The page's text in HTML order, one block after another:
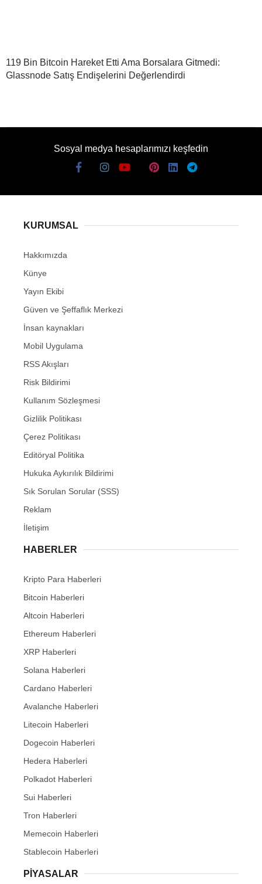
119 Bin Bitcoin Hareket Etti Ama Borsalara Gitmedi:
Glassnode Satış Endişelerini Değerlendirdi
Sosyal medya hesaplarımızı keşfedin
KURUMSAL
Hakkımızda
Künye
Yayın Ekibi
Güven ve Şeffaflık Merkezi
İnsan kaynakları
Mobil Uygulama
RSS Akışları
Risk Bildirimi
Kullanım Sözleşmesi
Gizlilik Politikası
Çerez Politikası
Editöryal Politika
Hukuka Aykırılık Bildirimi
Sık Sorulan Sorular (SSS)
Reklam
İletişim
HABERLER
Kripto Para Haberleri
Bitcoin Haberleri
Altcoin Haberleri
Ethereum Haberleri
XRP Haberleri
Solana Haberleri
Cardano Haberleri
Avalanche Haberleri
Litecoin Haberleri
Dogecoin Haberleri
Hedera Haberleri
Polkadot Haberleri
Sui Haberleri
Tron Haberleri
Memecoin Haberleri
Stablecoin Haberleri
PIYASALAR